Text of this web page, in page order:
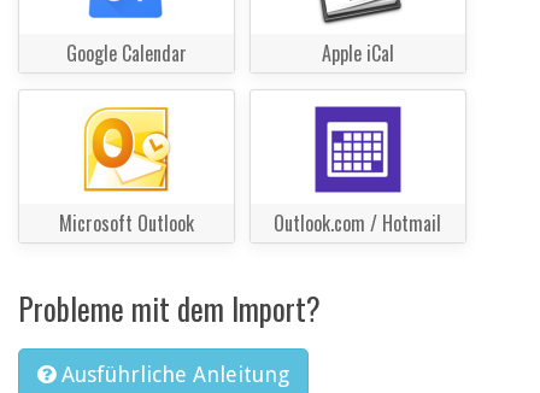
Google Calendar Apple iCal
Microsoft Outlook Outlook.com / Hotmail
Probleme mit dem Import?
Ausführliche Anleitung